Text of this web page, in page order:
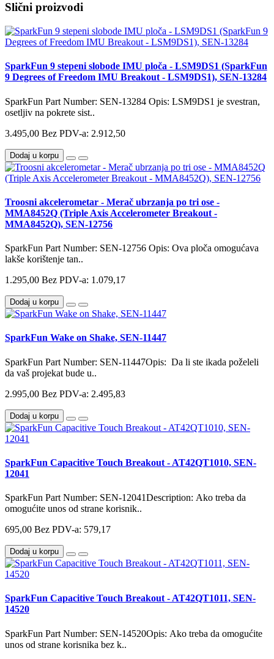
Slični proizvodi
SparkFun 9 stepeni slobode IMU ploča - LSM9DS1 (SparkFun
9 Degrees of Freedom IMU Breakout - LSM9DS1), SEN-13284
SparkFun Part Number: SEN-13284 Opis: LSM9DS1 je svestran,
osetljiv na pokrete sist..
3.495,00 Bez PDV-a: 2.912,50
Dodaj u korpu
Troosni akcelerometar - Merač ubrzanja po tri ose -
MMA8452Q (Triple Axis Accelerometer Breakout -
MMA8452Q), SEN-12756
SparkFun Part Number: SEN-12756 Opis: Ova ploča omogućava
lakše korištenje tan..
1.295,00 Bez PDV-a: 1.079,17
Dodaj u korpu
SparkFun Wake on Shake, SEN-11447
SparkFun Part Number: SEN-11447Opis: Da li ste ikada poželeli
da vaš projekat bude u..
2.995,00 Bez PDV-a: 2.495,83
Dodaj u korpu
SparkFun Capacitive Touch Breakout - AT42QT1010, SEN-
12041
SparkFun Part Number: SEN-12041Description: Ako treba da
omogućite unos od strane korisnik..
695,00 Bez PDV-a: 579,17
Dodaj u korpu
SparkFun Capacitive Touch Breakout - AT42QT1011, SEN-
14520
SparkFun Part Number: SEN-14520Opis: Ako treba da omogućite
unos od strane korisnika bez k..